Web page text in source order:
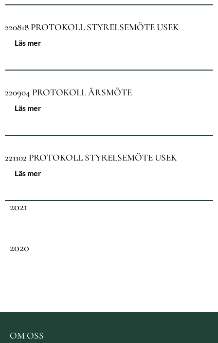
220818 PROTOKOLL STYRELSEMÖTE USEK
Läs mer
220904 PROTOKOLL ÅRSMÖTE
Läs mer
221102 PROTOKOLL STYRELSEMÖTE USEK
Läs mer
2021
2020
OM OSS